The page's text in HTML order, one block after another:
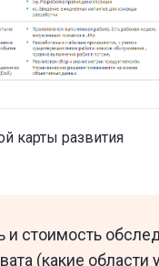
карты развития
и стоимость
(какие области